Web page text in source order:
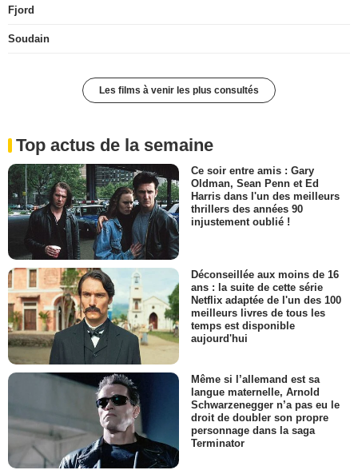
Fjord
Soudain
Les films à venir les plus consultés
Top actus de la semaine
Ce soir entre amis : Gary
Oldman, Sean Penn et Ed
Harris dans l'un des meilleurs
thrillers des années 90
injustement oublié !
Déconseillée aux moins de 16
ans : la suite de cette série
Netflix adaptée de l'un des 100
meilleurs livres de tous les
temps est disponible
aujourd'hui
Même si l’allemand est sa
langue maternelle, Arnold
Schwarzenegger n’a pas eu le
droit de doubler son propre
personnage dans la saga
Terminator